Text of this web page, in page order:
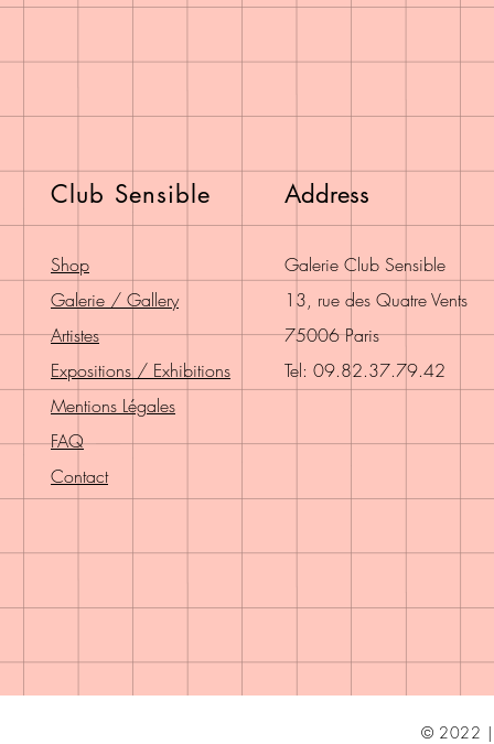
Club Sensible
Shop
Galerie / Gallery
Artistes
Expositions / Exhibitions
Mentions Légales
FAQ
Contact
Address
Galerie Club Sensible
13, rue des Quatre Vents
75006 Paris
Tel: 09.82.37.79.42
© 2022 |